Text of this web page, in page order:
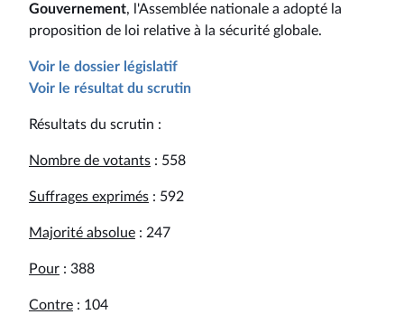
Gouvernement, l'Assemblée nationale a adopté la
proposition de loi relative à la sécurité globale.
Voir le dossier législatif
Voir le résultat du scrutin
Résultats du scrutin :
Nombre de votants : 558
Suffrages exprimés : 592
Majorité absolue : 247
Pour : 388
Contre : 104